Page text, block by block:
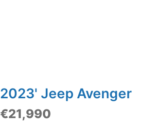
2023' Jeep Avenger
€21,990